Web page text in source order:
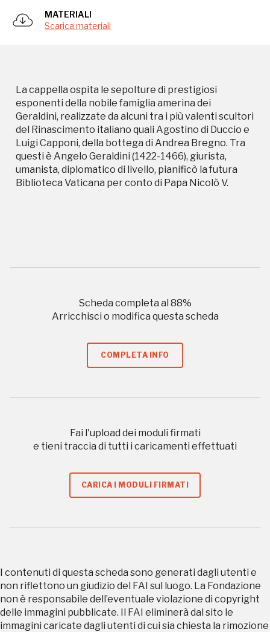
MATERIALI
Scarica materiali
La cappella ospita le sepolture di prestigiosi
esponenti della nobile famiglia amerina dei
Geraldini, realizzate da alcuni tra i più valenti scultori
del Rinascimento italiano quali Agostino di Duccio e
Luigi Capponi, della bottega di Andrea Bregno. Tra
questi è Angelo Geraldini (1422-1466), giurista,
umanista, diplomatico di livello, pianificò la futura
Biblioteca Vaticana per conto di Papa Nicolò V.
Scheda completa al 88%
Arricchisci o modifica questa scheda
COMPLETA INFO
Fai l'upload dei moduli firmati
e tieni traccia di tutti i caricamenti effettuati
CARICA I MODULI FIRMATI
I contenuti di questa scheda sono generati dagli utenti e
non riflettono un giudizio del FAI sul luogo. La Fondazione
non è responsabile dell’eventuale violazione di copyright
delle immagini pubblicate. Il FAI eliminerà dal sito le
immagini caricate dagli utenti di cui sia chiesta la rimozione
del Rinascimento italiano quali Agostino di Duccio e
Luigi Capponi, della bottega di Andrea Bregno. Tra
Storico campagne in questo
a quelle inerenti i luoghi più vicini e gli eventi
organizzati
Regalati 365 giorni di arte e cultura nell'Italia
più bella, risparmiando.